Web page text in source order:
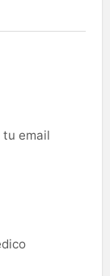
tu email